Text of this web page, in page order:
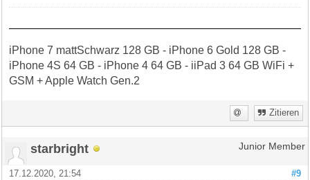
iPhone 7 mattSchwarz 128 GB - iPhone 6 Gold 128 GB -
iPhone 4S 64 GB - iPhone 4 64 GB - iiPad 3 64 GB WiFi +
GSM + Apple Watch Gen.2
Zitieren
starbright Junior Member
#9
17.12.2020, 21:54